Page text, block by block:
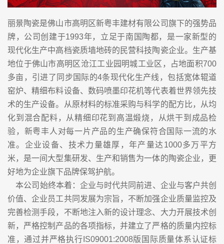
丽景陶瓷是佛山市高明区新粤丰建材有限公司旗下的强势品
牌，公司创建于1993年，立足于南国陶都，是一家新型的
现代化生产中高档瓷质墙地砖的民营科技陶瓷企业。生产基
地位于佛山市高明区沧江工业园明城工业区，占地面积700
多亩，引进了同步国际的4条现代化生产线，包括宽体辊道
窑炉、精细布料设备、数码喷墨印花机等代表着世界领先技
术的生产设备。从原材料的标准采购与科学的配方比，从均
化到混合配料，从精细印花到高温煅烧，从烘干到成品检
验，新粤丰人对每一片产品的生产确保符合国际一流的水
准。企业设备、技术力量雄厚，年产量达1000多万平方
米，是一间大型集研发、生产和销售为一体的陶瓷企业，更
好地为企业旗下品牌保驾护航。
本公司始终本着：企业与时代共同前进、企业与客户共创
价值、企业员工共同发展为宗旨，不断加强企业质量监控及
完善检测手段，不断地注入新的设计理念、大力开展技术创
新，严格控制产品的各项指标，并建立了严格的质量内控标
准，通过并严格执行IS09001:2008版国际质量体系认证标